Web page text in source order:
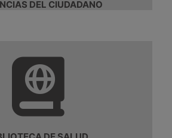
DEL CIUDADANO